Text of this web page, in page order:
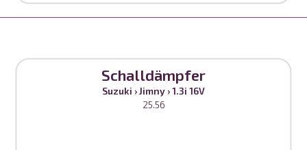
Schalldämpfer
Suzuki ›Jimny ›1.3i 16V
25.56